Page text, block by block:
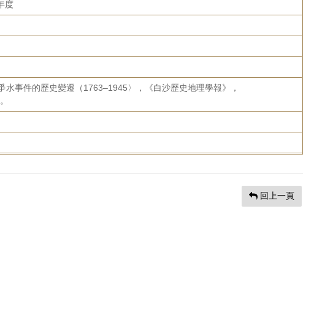
度
水事件的歷史變遷（1763–1945〉，《白沙歷史地理學報》，
回上一頁